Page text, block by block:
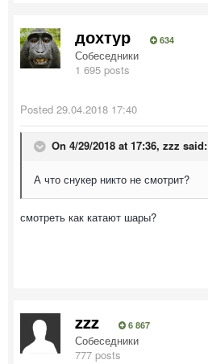
дохтур 634
Собеседники
1 695 posts
Posted 29.04.2018 17:40
On 4/29/2018 at 17:36, zzz said:
А что снукер никто не смотрит?
смотреть как катают шары?
zzz 6 867
Собеседники
777 posts